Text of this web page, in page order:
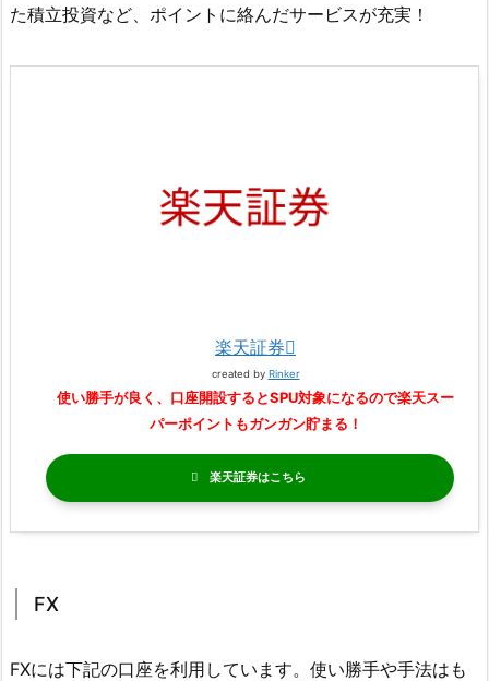
た積立投資など、ポイントに絡んだサービスが充実！
楽天証券
created by Rinker
使い勝手が良く、口座開設するとSPU対象になるので楽天スー
パーポイントもガンガン貯まる！
楽天証券
FX
FXには下記の口座を利用しています。使い勝手や手法はも